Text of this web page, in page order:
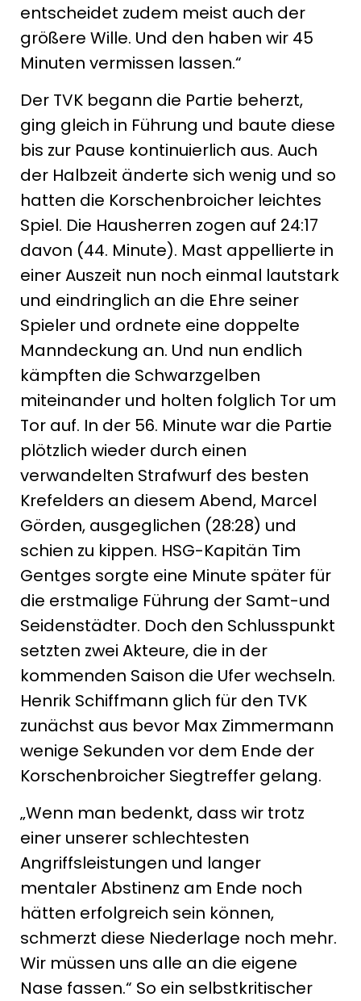
entscheidet zudem meist auch der
größere Wille. Und den haben wir 45
Minuten vermissen lassen.“
Der TVK begann die Partie beherzt,
ging gleich in Führung und baute diese
bis zur Pause kontinuierlich aus. Auch
der Halbzeit änderte sich wenig und so
hatten die Korschenbroicher leichtes
Spiel. Die Hausherren zogen auf 24:17
davon (44. Minute). Mast appellierte in
einer Auszeit nun noch einmal lautstark
und eindringlich an die Ehre seiner
Spieler und ordnete eine doppelte
Manndeckung an. Und nun endlich
kämpften die Schwarzgelben
miteinander und holten folglich Tor um
Tor auf. In der 56. Minute war die Partie
plötzlich wieder durch einen
verwandelten Strafwurf des besten
Krefelders an diesem Abend, Marcel
Görden, ausgeglichen (28:28) und
schien zu kippen. HSG-Kapitän Tim
Gentges sorgte eine Minute später für
die erstmalige Führung der Samt-und
Seidenstädter. Doch den Schlusspunkt
setzten zwei Akteure, die in der
kommenden Saison die Ufer wechseln.
Henrik Schiffmann glich für den TVK
zunächst aus bevor Max Zimmermann
wenige Sekunden vor dem Ende der
Korschenbroicher Siegtreffer gelang.
„Wenn man bedenkt, dass wir trotz
einer unserer schlechtesten
Angriffsleistungen und langer
mentaler Abstinenz am Ende noch
hätten erfolgreich sein können,
schmerzt diese Niederlage noch mehr.
Wir müssen uns alle an die eigene
Nase fassen.“ So ein selbstkritischer